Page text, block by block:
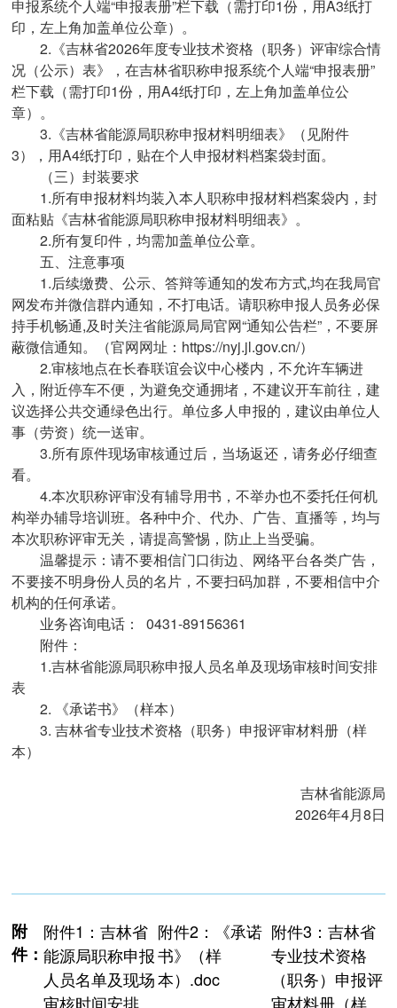
申报系统个人端“申报表册”栏下载（需打印1份，用A3纸打
印，左上角加盖单位公章）。
2.《吉林省2026年度专业技术资格（职务）评审综合情
况（公示）表》，在吉林省职称申报系统个人端“申报表册”
栏下载（需打印1份，用A4纸打印，左上角加盖单位公
章）。
3.《吉林省能源局职称申报材料明细表》（见附件
3），用A4纸打印，贴在个人申报材料档案袋封面。
（三）封装要求
1.所有申报材料均装入本人职称申报材料档案袋内，封
面粘贴《吉林省能源局职称申报材料明细表》。
2.所有复印件，均需加盖单位公章。
五、注意事项
1.后续缴费、公示、答辩等通知的发布方式,均在我局官
网发布并微信群内通知，不打电话。请职称申报人员务必保
持手机畅通,及时关注省能源局局官网“通知公告栏”，不要屏
蔽微信通知。（官网网址：https://nyj.jl.gov.cn/）
2.审核地点在长春联谊会议中心楼内，不允许车辆进
入，附近停车不便，为避免交通拥堵，不建议开车前往，建
议选择公共交通绿色出行。单位多人申报的，建议由单位人
事（劳资）统一送审。
3.所有原件现场审核通过后，当场返还，请务必仔细查
看。
4.本次职称评审没有辅导用书，不举办也不委托任何机
构举办辅导培训班。各种中介、代办、广告、直播等，均与
本次职称评审无关，请提高警惕，防止上当受骗。
温馨提示：请不要相信门口街边、网络平台各类广告，
不要接不明身份人员的名片，不要扫码加群，不要相信中介
机构的任何承诺。
业务咨询电话： 0431-89156361
附件：
1.吉林省能源局职称申报人员名单及现场审核时间安排
表
2. 《承诺书》（样本）
3. 吉林省专业技术资格（职务）申报评审材料册（样
本）‍
吉林省能源局
2026年4月8日
附
件：
附件1：吉林省
能源局职称申报
人员名单及现场
审核时间安排
附件2：《承诺
书》（样
本）.doc
附件3：吉林省
专业技术资格
（职务）申报评
审材料册（样